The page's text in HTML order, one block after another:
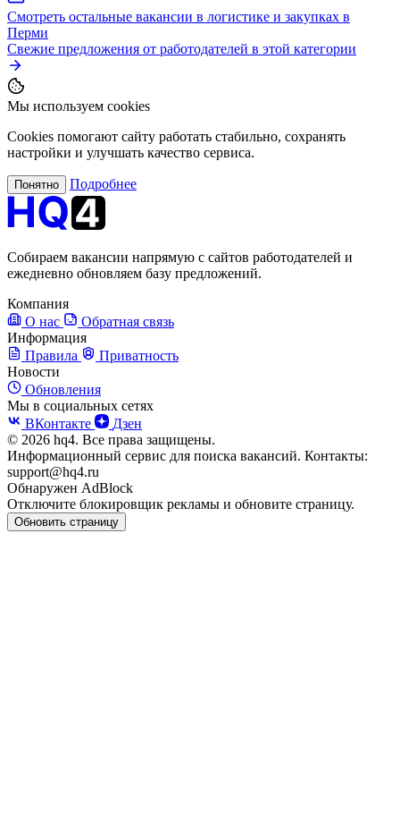
Смотреть остальные вакансии в логистике и закупках в
Перми
Свежие предложения от работодателей в этой категории
Мы используем cookies
Cookies помогают сайту работать стабильно, сохранять
настройки и улучшать качество сервиса.
Понятно Подробнее
Собираем вакансии напрямую с сайтов работодателей и
ежедневно обновляем базу предложений.
Компания
О нас
Обратная связь
Информация
Правила
Приватность
Новости
Обновления
Мы в социальных сетях
ВКонтакте
Дзен
© 2026 hq4. Все права защищены.
Информационный сервис для поиска вакансий. Контакты:
support@hq4.ru
Обнаружен AdBlock
Отключите блокировщик рекламы и обновите страницу.
Обновить страницу